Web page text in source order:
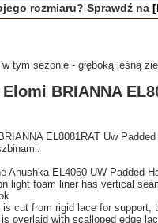
rozmiaru? Sprawdź na
tym sezonie - głęboką leśną
BRIANNA
EL8081RAT Uw
Anushka EL4060 UW Padded
light foam liner has vertical
is cut from rigid lace for
overlaid with scalloped edge